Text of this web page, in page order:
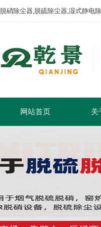
脱硝除尘器,脱硫除尘器,湿式静电
网站首页 关